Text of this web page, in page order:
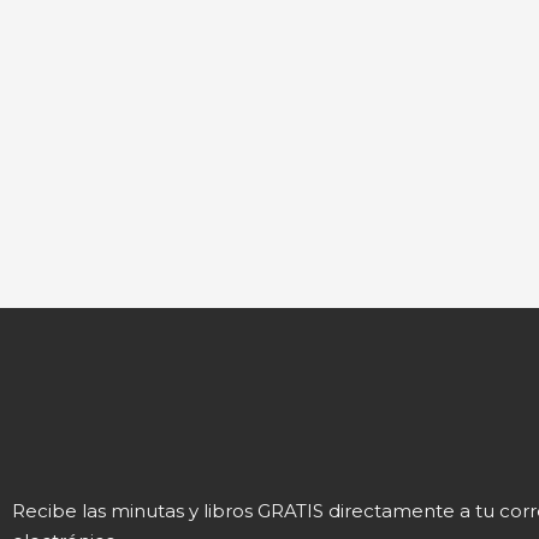
Recibe las minutas y libros GRATIS directamente a tu